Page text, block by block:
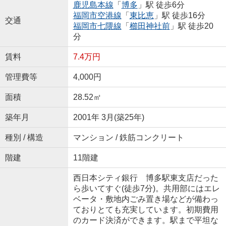
交通
鹿児島本線 「 博多 」駅 徒歩6分
福岡市空港線 「 東比恵」駅 徒歩16分
福岡市七隈線 「 櫛田神社前」駅 徒歩20
分
賃料 7.4万円
管理費等 4,000円
面積 28.52㎡
築年月 2001年 3月(築25年)
種別 / 構造 マンション / 鉄筋コンクリート
階建 11階建
西日本シティ銀行 博多駅東支店だった
ら歩いてすぐ(徒歩7分)。共用部にはエレ
ベータ・敷地内ごみ置き場などが備わっ
ておりとても充実しています。初期費用
のカード決済ができます。駅まで平坦な